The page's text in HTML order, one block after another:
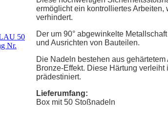
ermöglicht ein kontrolliertes
verhindert.
Der um 90° abgewinkelte
und Ausrichten von Bauteilen.
Die Nadeln bestehen aus
Bronze-Effekt. Diese Härtung
prädestiniert.
Lieferumfang:
Box mit 50 Stoßnadeln